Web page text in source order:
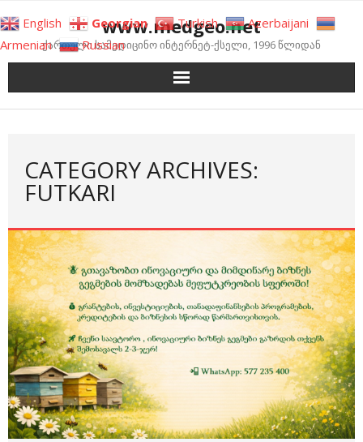
to
content
www.medgeo.net
ქართული სამედიცინო ინტერნეტ-ქსელი, 1996 წლიდან
CATEGORY ARCHIVES:
FUTKARI
English Georgian Turkish
Azerbaijani
Armenian
Russian